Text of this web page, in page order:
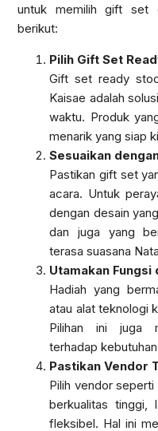
untuk memilih gift set
berikut:
Pilih Gift Set
Gift set ready
Kaisae adalah
waktu. Produk
menarik yang siap
Sesuaikan
Pastikan gift set
acara. Untuk
dengan desain
dan juga yang
terasa suasana
Utamakan Fungsi
Hadiah yang
atau alat teknologi
Pilihan ini juga
terhadap
Pastikan Vendor
Pilih vendor
berkualitas tinggi,
fleksibel. Hal ini